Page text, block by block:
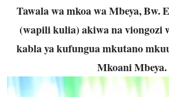
Tawala wa mkoa wa Mbeya, Bw.
(wapili kulia) akiwa na viongozi
kabla ya kufungua mkutano
Mkoani Mbeya.